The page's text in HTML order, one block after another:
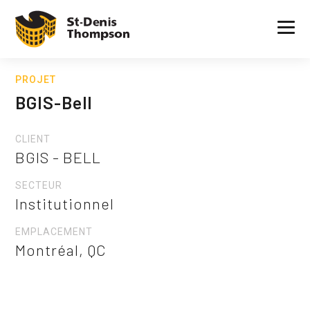
PROJET
BGIS-Bell
CLIENT
BGIS - BELL
SECTEUR
Institutionnel
EMPLACEMENT
Montréal, QC